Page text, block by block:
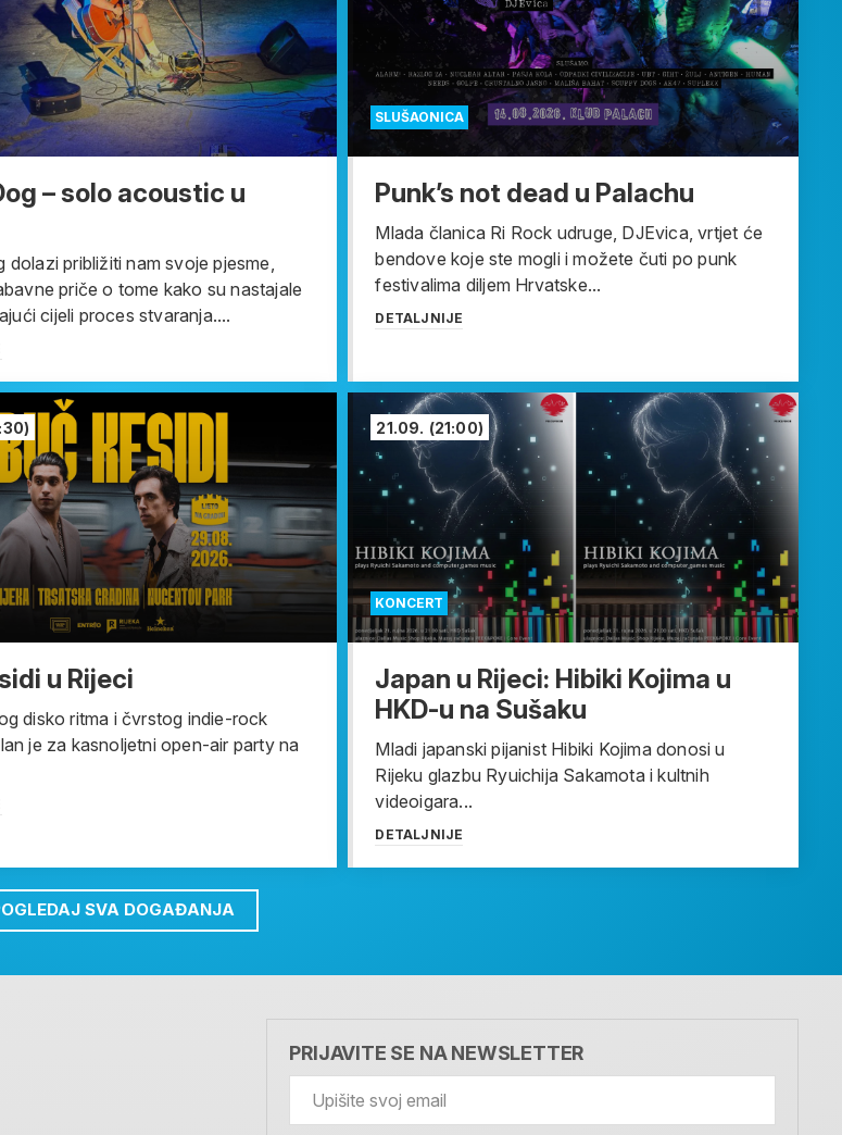
– solo acoustic u
dolazi približiti nam svoje pjesme,
priče o tome kako su nastajale
cijeli proces stvaranja....
SLUŠAONICA
Punk’s not dead u Palachu
Mlada članica Ri Rock udruge, DJEvica, vrtjet će
bendove koje ste mogli i možete čuti po punk
festivalima diljem Hrvatske...
DETALJNIJE
u Rijeci
disko ritma i čvrstog indie-rock
je za kasnoljetni open-air party na
KONCERT
21.09. (21:00)
Japan u Rijeci: Hibiki Kojima u
HKD-u na Sušaku
Mladi japanski pijanist Hibiki Kojima donosi u
Rijeku glazbu Ryuichija Sakamota i kultnih
videoigara...
DETALJNIJE
SVA DOGAĐANJA
PRIJAVITE SE NA NEWSLETTER